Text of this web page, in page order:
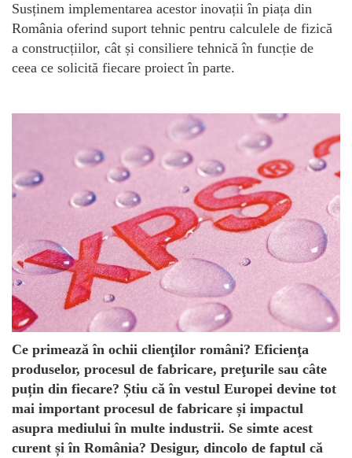
Susținem implementarea acestor inovații în piața din
România oferind suport tehnic pentru calculele de fizică
a construcțiilor, cât și consiliere tehnică în funcție de
ceea ce solicită fiecare proiect în parte.
Ce primează în ochii clienţilor români? Eficienţa
produselor, procesul de fabricare, preţurile sau câte
puțin din fiecare? Știu că în vestul Europei devine tot
mai important procesul de fabricare și impactul
asupra mediului în multe industrii. Se simte acest
curent și în România? Desigur, dincolo de faptul că